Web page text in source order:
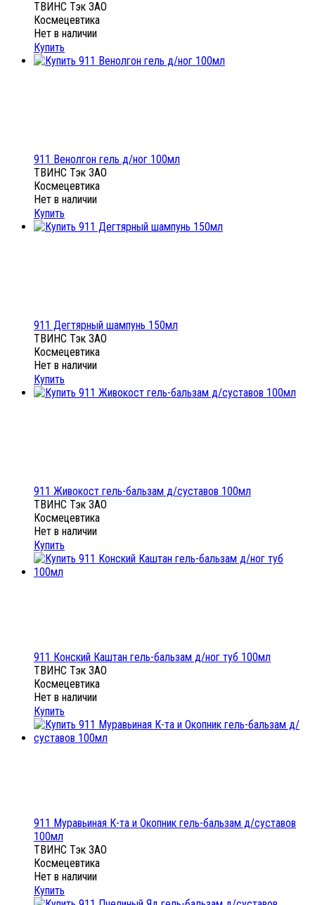
ТВИНС Тэк ЗАО
Космецевтика
Нет в наличии
Купить
911 Венолгон гель д/ног 100мл
ТВИНС Тэк ЗАО
Космецевтика
Нет в наличии
Купить
911 Дегтярный шампунь 150мл
ТВИНС Тэк ЗАО
Космецевтика
Нет в наличии
Купить
911 Живокост гель-бальзам д/суставов 100мл
ТВИНС Тэк ЗАО
Космецевтика
Нет в наличии
Купить
911 Конский Каштан гель-бальзам д/ног туб 100мл
ТВИНС Тэк ЗАО
Космецевтика
Нет в наличии
Купить
911 Муравьиная К-та и Окопник гель-бальзам д/суставов
100мл
ТВИНС Тэк ЗАО
Космецевтика
Нет в наличии
Купить